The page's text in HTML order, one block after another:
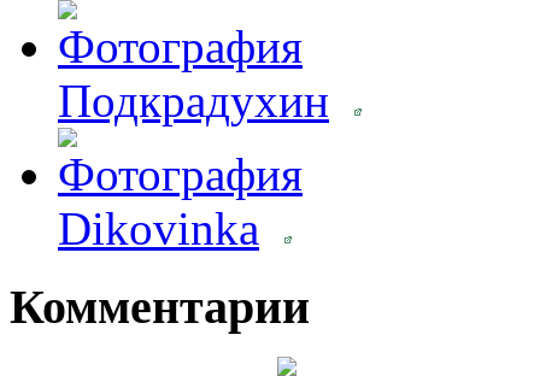
Подкрадухин
Dikovinka
Комментарии